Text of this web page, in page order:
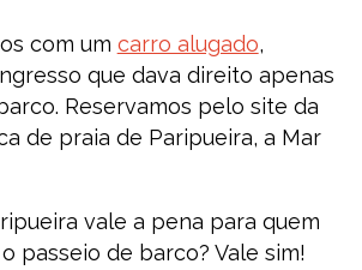
com um carro alugado,
que dava direito apenas
Reservamos pelo site da
de praia de Paripueira, a Mar
vale a pena para quem
passeio de barco? Vale sim!